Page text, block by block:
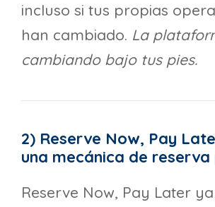
incluso si tus propias
han cambiado. La
cambiando bajo tus pies.
2) Reserve Now, Pay
una mecánica de
Reserve Now, Pay Later